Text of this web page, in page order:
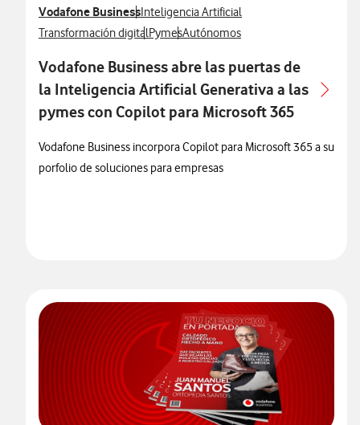
Ver más notas de prensa relacionados con
Vodafone BusinessVer más notas de prensa relacionados con
Inteligencia Artificial
Ver más notas de prensa relacionados con
Transformación digitalVer más notas de prensa relacionados con
PymesVer más notas de prensa
Autónomos
Vodafone Business abre las puertas de
la Inteligencia Artificial Generativa a las
pymes con Copilot para Microsoft 365
Vodafone Business incorpora Copilot para Microsoft 365 a su
porfolio de soluciones para empresas